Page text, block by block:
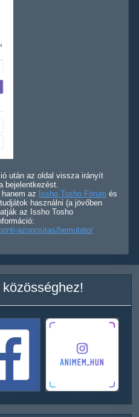
után az oldal vissza irányít
bejelentkezést.
az Issho Tosho Fórum és
használni (a jövőben
az Issho Tosho
azonositas/bemutato/